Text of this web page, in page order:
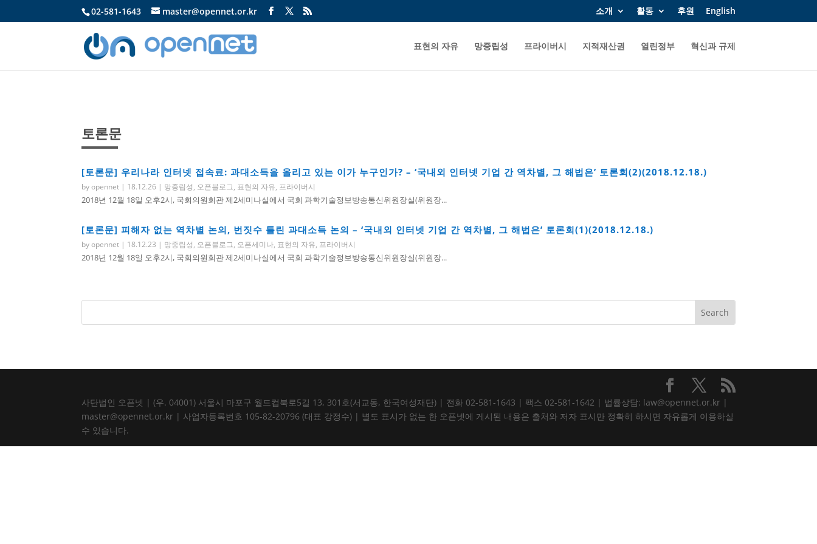
02-581-1643 master@opennet.or.kr 소개 활동 후원 English
표현의 자유 망중립성 프라이버시 지적재산권 열린정부 혁신과 규제
토론문
[토론문] 우리나라 인터넷 접속료: 과대소득을 올리고 있는 이가 누구인가? – ‘국내외 인터넷 기업 간 역차별, 그 해법은’ 토론회(2)(2018.12.18.)
byopennet | 18.12.26 | 망중립성, 오픈블로그, 표현의 자유, 프라이버시
2018년 12월 18일 오후2시, 국회의원회관 제2세미나실에서 국회 과학기술정보방송통신위원장실(위원장...
[토론문] 피해자 없는 역차별 논의, 번짓수 틀린 과대소득 논의 – ‘국내외 인터넷 기업 간 역차별, 그 해법은’ 토론회(1)(2018.12.18.)
byopennet | 18.12.23 | 망중립성, 오픈블로그, 오픈세미나, 표현의 자유, 프라이버시
2018년 12월 18일 오후2시, 국회의원회관 제2세미나실에서 국회 과학기술정보방송통신위원장실(위원장...
사단법인 오픈넷 | (우. 04001) 서울시 마포구 월드컵북로5길 13, 301호(서교동, 한국여성재단) | 전화 02-581-1643 | 팩스 02-581-1642 | 법률상담: law@opennet.or.kr |
master@opennet.or.kr | 사업자등록번호 105-82-20796 (대표 강정수) | 별도 표시가 없는 한 오픈넷에 게시된 내용은 출처와 저자 표시만 정확히 하시면 자유롭게 이용하실
수 있습니다.